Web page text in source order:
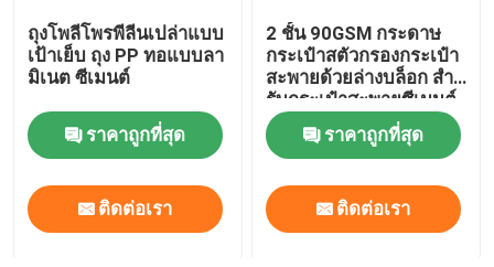
ถุงโพลีโพรพีลีนเปล่าแบบ
เป้าเย็บ ถุง PP ทอแบบลา
มิเนต ซีเมนต์
ราคาถูกที่สุด
ติดต่อเรา
2 ชั้น 90GSM กระดาษ
กระเป๋าสตัวกรองกระเป๋า
สะพายด้วยล่างบล็อก สําห
รับกระเป๋าสะพายซีเมนต์
50 กิโลกรัม
ราคาถูกที่สุด
ติดต่อเรา